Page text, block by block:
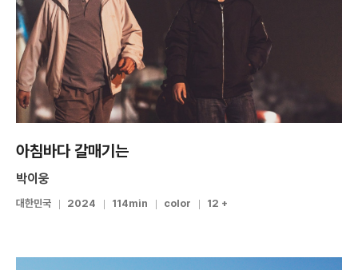
아침바다 갈매기는
박이웅
대한민국 2024 114min color 12 +